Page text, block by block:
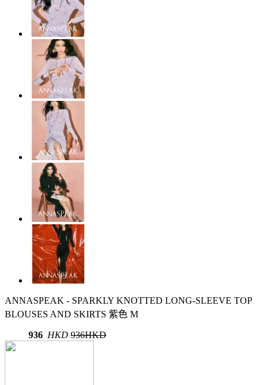
ANNASPEAK - SPARKLY KNOTTED LONG-SLEEVE TOP
BLOUSES AND SKIRTS 紫色 M
936 HKD 936HKD